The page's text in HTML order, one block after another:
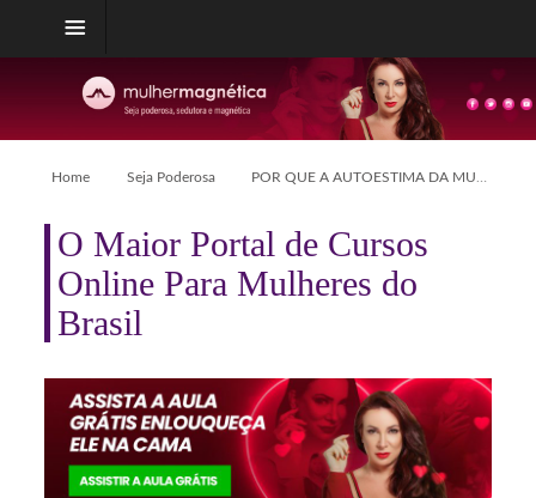
Home Seja Poderosa POR QUE A AUTOESTIMA DA MULHER É MAIS AFETADA DO QUE A DOS HOMENS?
O Maior Portal de Cursos
Online Para Mulheres do
Brasil